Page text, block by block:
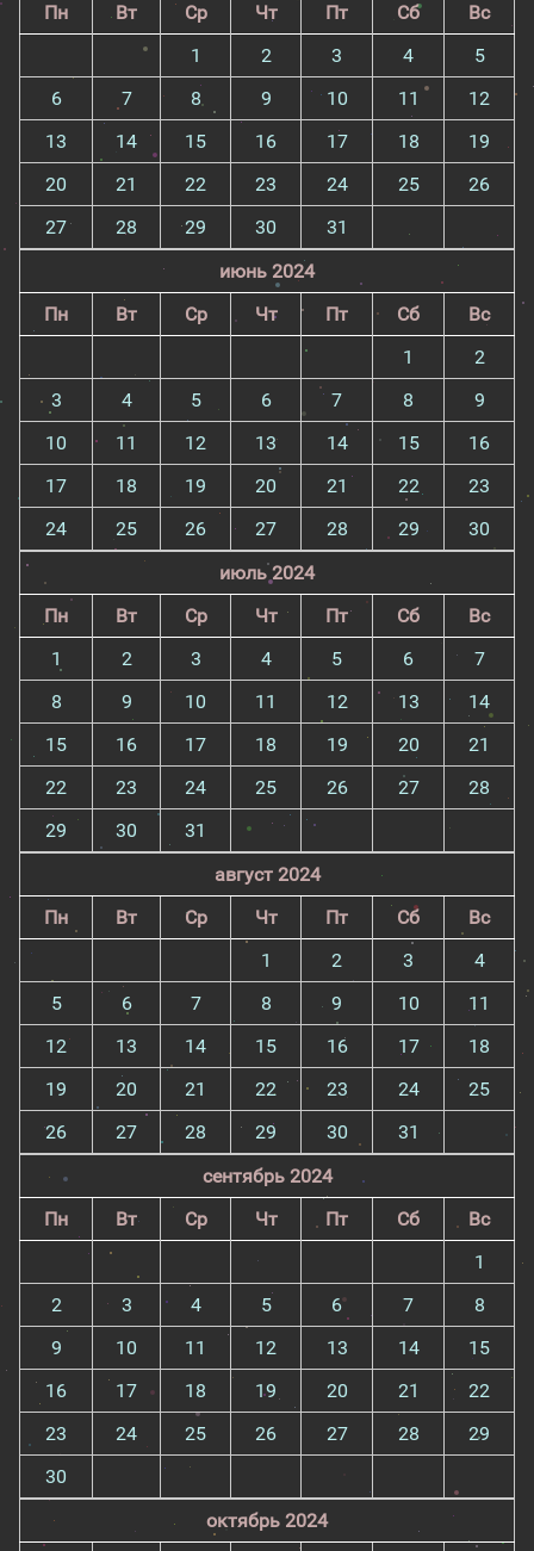
Пн
Вт Ср Чт Пт Сб
Вс
1
2 3 4
5
6
7 8 9 10 11
12
13
14 15 16 17 18
19
20
21 22 23 24 25
26
27
28 29 30
31
июнь 2024
Пн
Вт Ср Чт Пт Сб
Вс
1
2
3
4 5 6 7 8
9
10
11 12 13 14 15
16
17
18 19 20 21 22
23
24
25 26 27 28 29
30
июль 2024
Пн
Вт Ср Чт Пт Сб
Вс
1
2 3 4 5 6
7
8
9 10 11 12 13
14
15
16 17 18 19 20
21
22
23 24 25 26 27
28
29
30
31
август 2024
Пн
Вт Ср Чт Пт Сб
Вс
1
2 3
4
5
6 7 8 9 10
11
12
13 14 15 16 17
18
19
20 21 22 23 24
25
26
27 28 29 30
31
сентябрь 2024
Пн
Вт Ср Чт Пт Сб
Вс
1
2
3 4 5 6 7
8
9
10 11 12 13 14
15
16
17 18 19 20 21
22
23
24 25 26 27 28
29
30
октябрь 2024